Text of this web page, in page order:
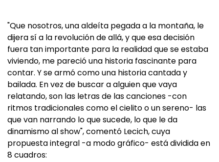
"Que nosotros, una aldeíta pegada a la montaña, le
dijera sí a la revolución de allá, y que esa decisión
fuera tan importante para la realidad que se estaba
viviendo, me pareció una historia fascinante para
contar. Y se armó como una historia cantada y
bailada. En vez de buscar a alguien que vaya
relatando, son las letras de las canciones -con
ritmos tradicionales como el cielito o un sereno- las
que van narrando lo que sucede, lo que le da
dinamismo al show", comentó Lecich, cuya
propuesta integral -a modo gráfico- está dividida en
8 cuadros: